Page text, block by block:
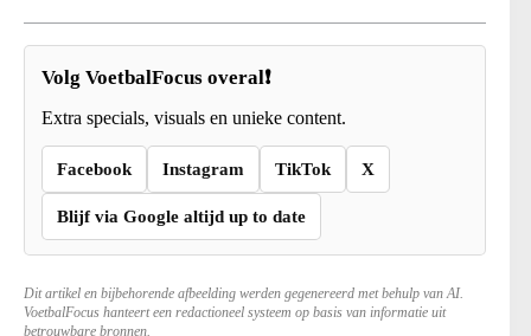
Volg VoetbalFocus overal❗
Extra specials, visuals en unieke content.
Facebook Instagram TikTok X
Blijf via Google altijd up to date
Dit artikel en bijbehorende afbeelding werden gegenereerd met behulp van AI.
VoetbalFocus hanteert een redactioneel systeem op basis van informatie uit
betrouwbare bronnen.